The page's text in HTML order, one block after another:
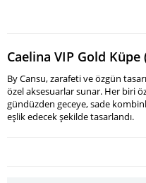
Caelina VIP Gold Küpe
By Cansu, zarafeti ve özgün
özel aksesuarlar sunar. Her biri
gündüzden geceye, sade
eşlik edecek şekilde tasarlandı.